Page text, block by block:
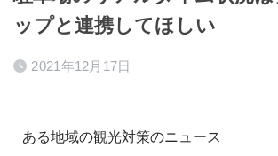
ップと連携してほしい
2021年12月17日
ある地域の観光対策のニュース